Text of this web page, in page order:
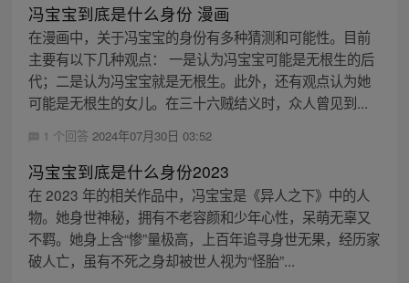
冯宝宝到底是什么身份 漫画
在漫画中，关于冯宝宝的身份有多种猜测和可能性。目前
主要有以下几种观点： 一是认为冯宝宝可能是无根生的后
代；二是认为冯宝宝就是无根生。此外，还有观点认为她
可能是无根生的女儿。在三十六贼结义时，众人曾见到...
1 个回答 2024年07月30日 03:52
冯宝宝到底是什么身份2023
在 2023 年的相关作品中，冯宝宝是《异人之下》中的人
物。她身世神秘，拥有不老容颜和少年心性，呆萌无辜又
不羁。她身上含“惨”量极高，上百年追寻身世无果，经历家
破人亡，虽有不死之身却被世人视为“怪胎”...